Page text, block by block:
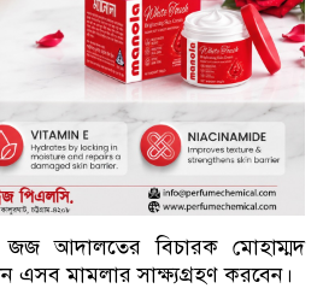
জজ আদালতের বিচারক মোহাম্মদ
এসব মামলার সাক্ষ্যগ্রহণ করবেন।